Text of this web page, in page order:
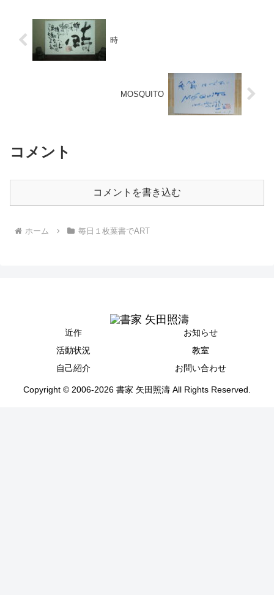
時
MOSQUITO
コメント
コメントを書き込む
ホーム 毎日１枚葉書でART
近作
お知らせ
活動状況
教室
自己紹介
お問い合わせ
Copyright © 2006-2026 書家 矢田照濤 All Rights Reserved.